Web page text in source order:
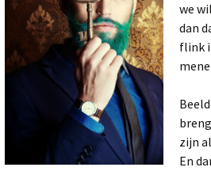
we
dan
flink
zijn
En